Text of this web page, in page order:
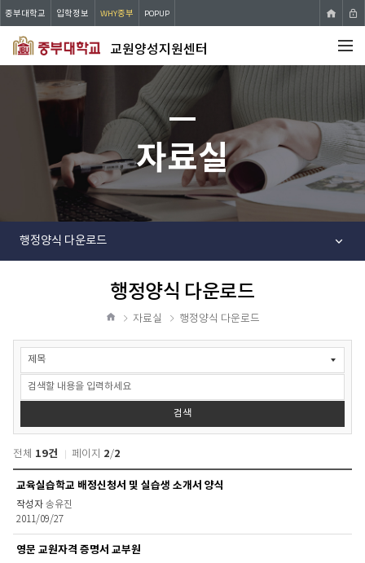
교원양성지원센터
중부대학교 입학정보 WHY중부 POPUP
자료실
행정양식 다운로드
행정양식 다운로드
자료실 행정양식 다운로드
>
정
식
다
운
로
드
색
검색
전체 19건 페이지 2/2
료
실
>
정
교육실습학교 배정신청서 및 실습생 소개서 양식
송유진
2011/09/27
영문 교원자격 증명서 교부원